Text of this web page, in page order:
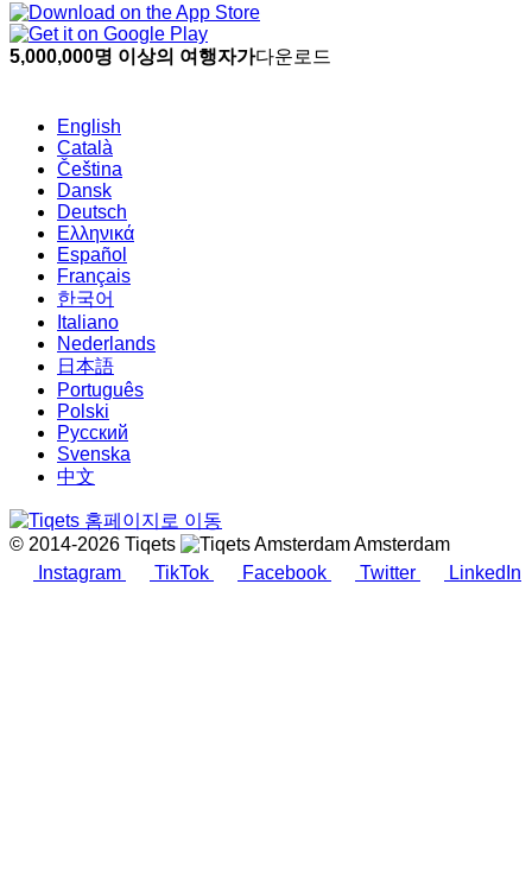
5,000,000명 이상의 여행자가다운로드
English
Català
Čeština
Dansk
Deutsch
Ελληνικά
Español
Français
한국어
Italiano
Nederlands
日本語
Português
Polski
Русский
Svenska
中文
© 2014-2026 Tiqets
Amsterdam
Instagram
TikTok Facebook Twitter LinkedIn